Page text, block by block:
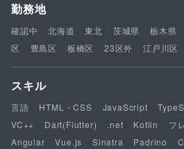
勤務地
確認中 北海道 東北 茨城県 栃木県
区
豊島区 板橋区 23区外 江戸川区
スキル
言語 HTML・CSS JavaScript
VC++
Dart(Flutter) .net Kotlin フ
Angular
Vue.js Sinatra Padrino